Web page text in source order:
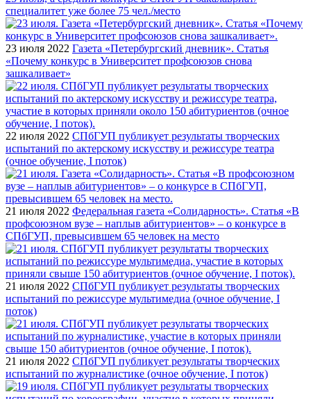
специалитет уже более 75 чел./место
23 июля 2022 Газета «Петербургский дневник». Статья
«Почему конкурс в Университет профсоюзов снова
зашкаливает»
22 июля 2022 СПбГУП публикует результаты творческих
испытаний по актерскому искусству и режиссуре театра
(очное обучение, I поток)
21 июля 2022 Федеральная газета «Солидарность». Статья «В
профсоюзном вузе – наплыв абитуриентов» – о конкурсе в
СПбГУП, превысившем 65 человек на место
21 июля 2022 СПбГУП публикует результаты творческих
испытаний по режиссуре мультимедиа (очное обучение, I
поток)
21 июля 2022 СПбГУП публикует результаты творческих
испытаний по журналистике (очное обучение, I поток)